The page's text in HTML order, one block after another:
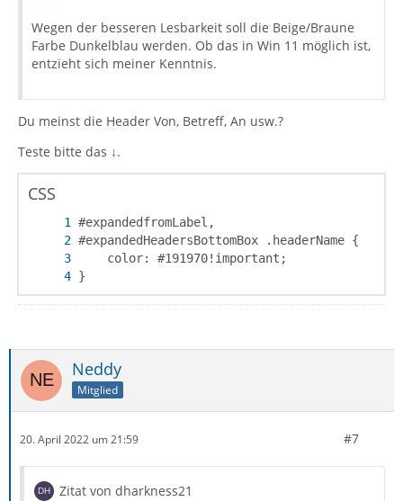
Wegen der besseren Lesbarkeit soll die Beige/Braune
Farbe Dunkelblau werden. Ob das in Win 11 möglich ist,
entzieht sich meiner Kenntnis.
Du meinst die Header Von, Betreff, An usw.?
Teste bitte das ↓.
CSS
}
Neddy
Mitglied
20. April 2022 um 21:59 #7
Zitat von dharkness21